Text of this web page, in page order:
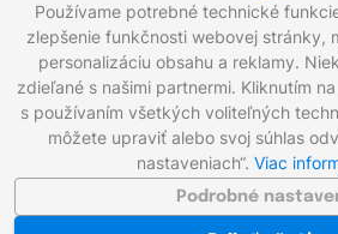
Celkom 27 produktov
1 2
Zavolajte nám: 0221 000 012
Napíšte nám:info@gigaprint.sk
Používame potrebné technické
zlepšenie funkčnosti webovej stránky,
personalizáciu obsahu a reklamy.
zdieľané s našimi partnermi. Kliknutím
s používaním všetkých voliteľných
môžete upraviť alebo svoj súhlas
nastaveniach“. Viac
Podrobné